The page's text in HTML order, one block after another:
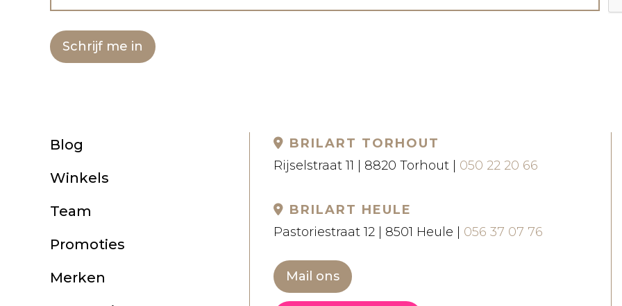
Schrijf me in
Blog
Winkels
Team
Promoties
Merken
BRILART TORHOUT
Rijselstraat 11 | 8820 Torhout | 050 22 20 66
BRILART HEULE
Pastoriestraat 12 | 8501 Heule | 056 37 07 76
Mail ons